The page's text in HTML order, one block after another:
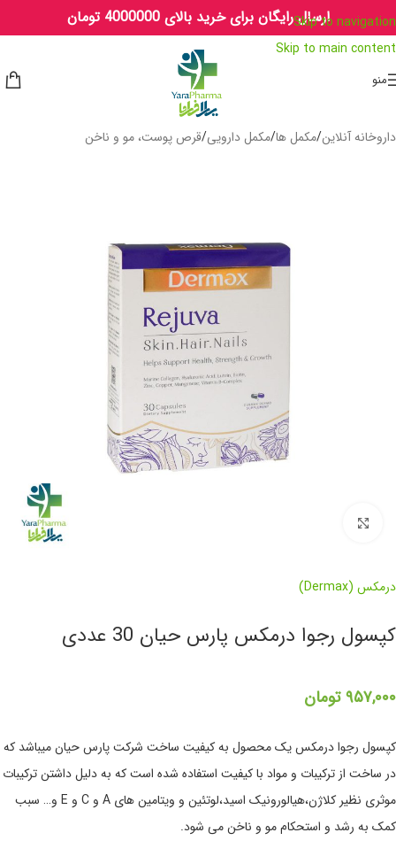
Skip to navigation
Skip to main content
ارسال رایگان برای خرید بالای 4000000 تومان
منو
داروخانه آنلاین/مکمل ها/مکمل دارویی/قرص پوست، مو و ناخن
درمکس (Dermax)
کپسول رجوا درمکس پارس حیان 30 عددی
۹۵۷,۰۰۰ تومان
کپسول رجوا درمکس یک محصول به کیفیت ساخت شرکت پارس حیان میباشد که
در ساخت از ترکیبات و مواد با کیفیت استفاده شده است که به دلیل داشتن ترکیبات
موثری نظیر کلاژن،هیالورونیک اسید،لوتئین و ویتامین های A و C و E و… سبب
کمک به رشد و استحکام مو و ناخن می شود.